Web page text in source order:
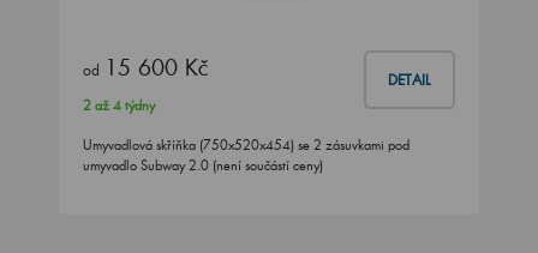
od 15 600 Kč DETAIL
2 až 4 týdny
Umyvadlová skříňka (750x520x454) se 2 zásuvkami pod
umyvadlo Subway 2.0 (není součástí ceny)